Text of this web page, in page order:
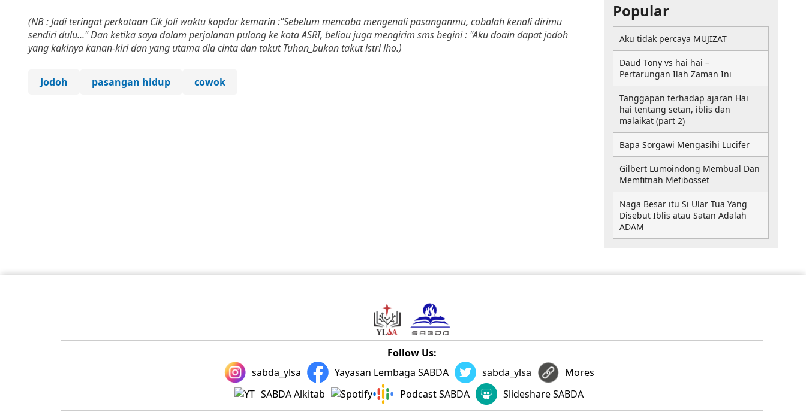
(NB : Jadi teringat perkataan Cik Joli waktu kopdar kemarin :"Sebelum mencoba mengenali pasanganmu, cobalah kenali dirimu
sendiri dulu..." Dan ketika saya dalam perjalanan pulang ke kota ASRI, beliau juga mengirim sms begini : "Aku doain dapat jodoh
yang kakinya kanan-kiri dan yang utama dia cinta dan takut Tuhan_bukan takut istri lho.)
Jodoh pasangan hidup cowok
Popular
Aku tidak percaya MUJIZAT
Daud Tony vs hai hai –
Pertarungan Ilah Zaman Ini
Tanggapan terhadap ajaran Hai
hai tentang setan, iblis dan
malaikat (part 2)
Bapa Sorgawi Mengasihi Lucifer
Gilbert Lumoindong Membual Dan
Memfitnah Mefibosset
Naga Besar itu Si Ular Tua Yang
Disebut Iblis atau Satan Adalah
ADAM
Follow Us:
sabda_ylsa
Yayasan Lembaga SABDA sabda_ylsa
Mores
SABDA Alkitab
Podcast SABDA Slideshare SABDA